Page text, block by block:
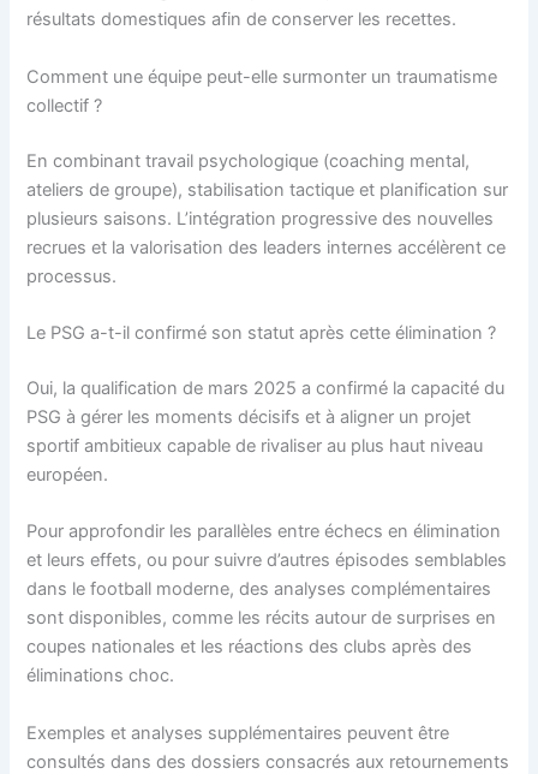
résultats domestiques afin de conserver les recettes.
Comment une équipe peut-elle surmonter un traumatisme
collectif ?
En combinant travail psychologique (coaching mental,
ateliers de groupe), stabilisation tactique et planification sur
plusieurs saisons. L’intégration progressive des nouvelles
recrues et la valorisation des leaders internes accélèrent ce
processus.
Le PSG a-t-il confirmé son statut après cette élimination ?
Oui, la qualification de mars 2025 a confirmé la capacité du
PSG à gérer les moments décisifs et à aligner un projet
sportif ambitieux capable de rivaliser au plus haut niveau
européen.
Pour approfondir les parallèles entre échecs en élimination
et leurs effets, ou pour suivre d’autres épisodes semblables
dans le football moderne, des analyses complémentaires
sont disponibles, comme les récits autour de surprises en
coupes nationales et les réactions des clubs après des
éliminations choc.
Exemples et analyses supplémentaires peuvent être
consultés dans des dossiers consacrés aux retournements